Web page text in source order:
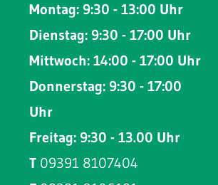
Montag: 9:30 - 13:00 Uhr
Dienstag: 9:30 - 17:00 Uhr
Mittwoch: 14:00 - 17:00 Uhr
Donnerstag: 9:30 - 17:00
Uhr
Freitag: 9:30 - 13.00 Uhr
T 09391 8107404